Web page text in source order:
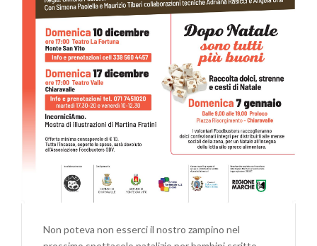
Non poteva non esserci il nostro zampino nel